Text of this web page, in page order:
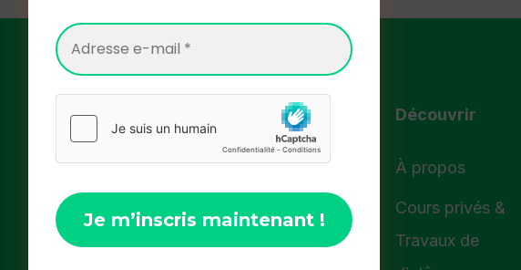
Ressources
Accueil
Cours
Ytube
Découvrir
À propos
Cours privés &
Travaux de